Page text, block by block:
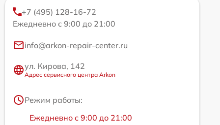
+7 (495) 128-16-72
Ежедневно с 9:00 до 21:00
info@arkon-repair-center.ru
ул. Кирова, 142
Адрес сервисного центра Arkon
Режим работы:
Ежедневно с 9:00 до 21:00